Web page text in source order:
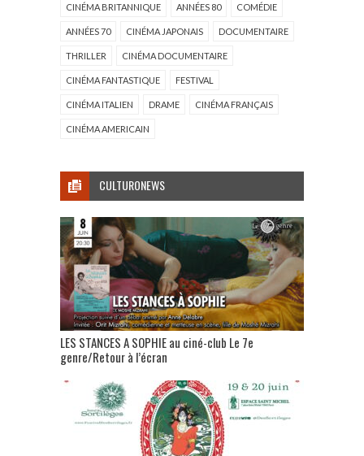
CINÉMA BRITANNIQUE ANNÉES 80 COMÉDIE
ANNÉES 70 CINÉMA JAPONAIS DOCUMENTAIRE
THRILLER CINÉMA DOCUMENTAIRE
CINÉMA FANTASTIQUE FESTIVAL
CINÉMA ITALIEN DRAME CINÉMA FRANÇAIS
CINÉMA AMERICAIN
CULTURONEWS
LES STANCES A SOPHIE au ciné-club Le 7e
genre/Retour à l’écran